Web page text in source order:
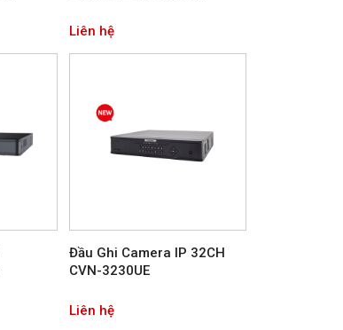
Liên hệ
Đầu Ghi Camera IP 32CH
CVN-3230UE
Liên hệ